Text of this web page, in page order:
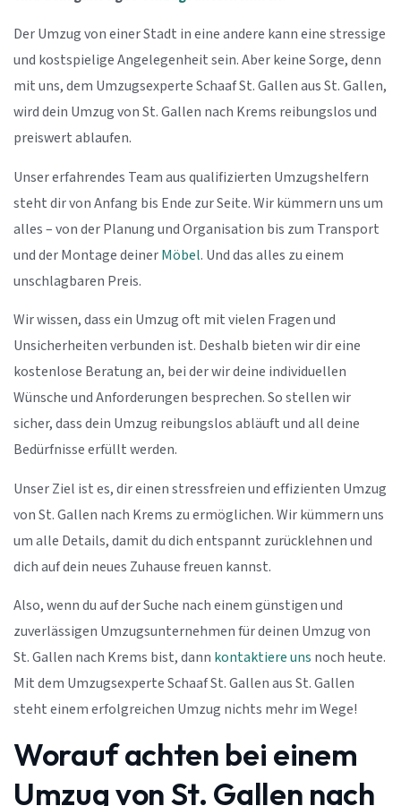
Der Umzug von einer Stadt in eine andere kann eine stressige
und kostspielige Angelegenheit sein. Aber keine Sorge, denn
mit uns, dem Umzugsexperte Schaaf St. Gallen aus St. Gallen,
wird dein Umzug von St. Gallen nach Krems reibungslos und
preiswert ablaufen.
Unser erfahrendes Team aus qualifizierten Umzugshelfern
steht dir von Anfang bis Ende zur Seite. Wir kümmern uns um
alles – von der Planung und Organisation bis zum Transport
und der Montage deinerMöbel. Und das alles zu einem
unschlagbaren Preis.
Wir wissen, dass ein Umzug oft mit vielen Fragen und
Unsicherheiten verbunden ist. Deshalb bieten wir dir eine
kostenlose Beratung an, bei der wir deine individuellen
Wünsche und Anforderungen besprechen. So stellen wir
sicher, dass dein Umzug reibungslos abläuft und all deine
Bedürfnisse erfüllt werden.
Unser Ziel ist es, dir einen stressfreien und effizienten Umzug
von St. Gallen nach Krems zu ermöglichen. Wir kümmern uns
um alle Details, damit du dich entspannt zurücklehnen und
dich auf dein neues Zuhause freuen kannst.
Also, wenn du auf der Suche nach einem günstigen und
zuverlässigen Umzugsunternehmen für deinen Umzug von
St. Gallen nach Krems bist, dann kontaktiere uns noch heute.
Mit dem Umzugsexperte Schaaf St. Gallen aus St. Gallen
steht einem erfolgreichen Umzug nichts mehr im Wege!
Worauf achten bei einem
Umzug von St. Gallen nach